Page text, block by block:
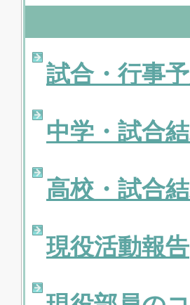
試合・行事
中学・試合
高校・試合
現役活動報告